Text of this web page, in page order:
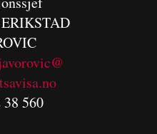
ERIKSTAD
38 560